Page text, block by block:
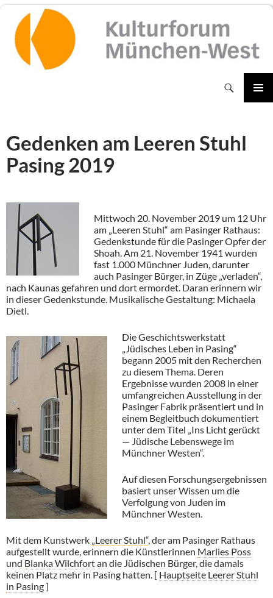
Inhalt
springen
Gedenken am Leeren Stuhl
Pasing 2019
Mittwoch 20. November 2019 um 12 Uhr
am „Leeren Stuhl“ am Pasinger Rathaus:
Gedenkstunde für die Pasinger Opfer der
Shoah. Am 21. November 1941 wurden
fast 1.000 Münchner Juden, darunter
auch Pasinger Bürger, in Züge „verladen“,
nach Kaunas gefahren und dort ermordet. Daran erinnern wir
in dieser Gedenkstunde. Musikalische Gestaltung: Michaela
Dietl.
Die Geschichtswerkstatt
„Jüdisches Leben in Pasing“
begann 2005 mit den Recherchen
zu diesem Thema. Deren
Ergebnisse wurden 2008 in einer
umfangreichen Ausstellung in der
Pasinger Fabrik präsentiert und in
einem Begleitbuch dokumentiert
unter dem Titel „Ins Licht gerückt
— Jüdische Lebenswege im
Münchner Westen“.
Auf diesen Forschungsergebnissen
basiert unser Wissen um die
Verfolgung von Juden im
Münchner Westen.
Mit dem Kunstwerk „Leerer Stuhl“, der am Pasinger Rathaus
aufgestellt wurde, erinnern die Künstlerinnen Marlies Poss
und Blanka Wilchfortan die Jüdischen Bürger, die damals
keinen Platz mehr in Pasing hatten. [ Hauptseite Leerer Stuhl
in Pasing]